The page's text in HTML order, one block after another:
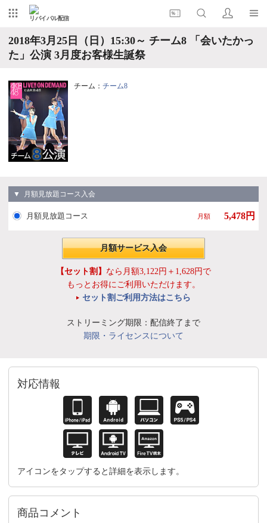
リバイバル配信
2018年3月25日（日）15:30～ チーム8 「会いたかっ
た」公演 3月度お客様生誕祭
チーム： チーム8
▼ 月額見放題コース入会
月額見放題コース 月額 5,478円
月額サービス入会
【セット割】 なら月額3,122円＋1,628円で
もっとお得にご利用いただけます。
セット割ご利用方法はこちら
ストリーミング期限：配信終了まで
期限・ライセンスについて
対応情報
アイコンをタップすると詳細を表示します。
商品コメント